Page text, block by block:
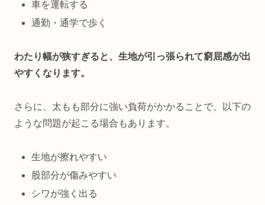
車を運転する
通勤・通学で歩く
わたり幅が狭すぎると、生地が引っ張られて窮屈感が出
やすくなります。
さらに、太もも部分に強い負荷がかかることで、以下の
ような問題が起こる場合もあります。
生地が擦れやすい
股部分が傷みやすい
シワが強く出る